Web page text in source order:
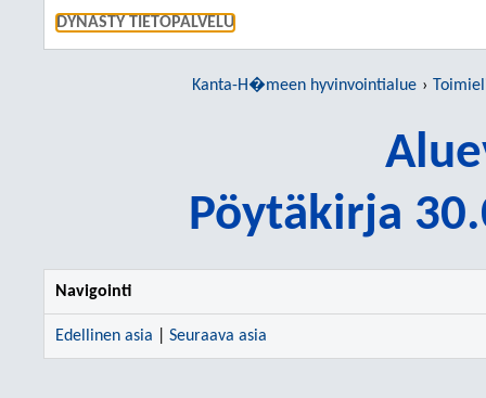
DYNASTY TIETOPALVELU
Kanta-H�meen hyvinvointialue
Pöytäkirja
Navigointi
Edellinen asia Seuraava asia